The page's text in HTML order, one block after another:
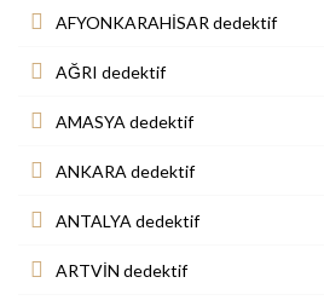
AFYONKARAHİSAR dedektif
AĞRI dedektif
AMASYA dedektif
ANKARA dedektif
ANTALYA dedektif
ARTVİN dedektif